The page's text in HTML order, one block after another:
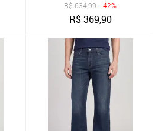
R$634,99 - 42%
R$369,90